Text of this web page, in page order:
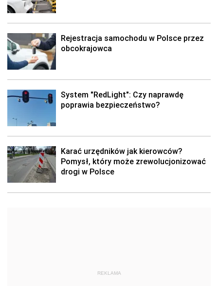
Rejestracja samochodu w Polsce przez
obcokrajowca
System "RedLight": Czy naprawdę
poprawia bezpieczeństwo?
Karać urzędników jak kierowców?
Pomysł, który może zrewolucjonizować
drogi w Polsce
REKLAMA